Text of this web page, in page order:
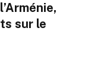
sur le